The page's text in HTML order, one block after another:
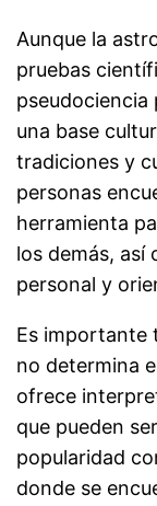
Aunque la
pruebas
una base
tradiciones y
personas
herramienta
los demás, así
personal y
Es importante
no determina
ofrece
que pueden
popularidad
donde se